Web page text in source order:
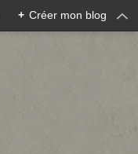
+ Créer mon blog